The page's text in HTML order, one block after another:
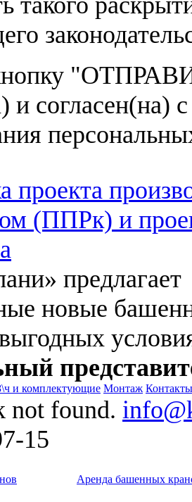
и согласен(на)
предлагает
новые
и комплектующие Монтаж Контакты
not found.
15
Аренда башенных